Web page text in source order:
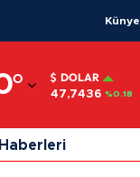
Künye
° DOLAR
47,7436 %0.18
Haberleri